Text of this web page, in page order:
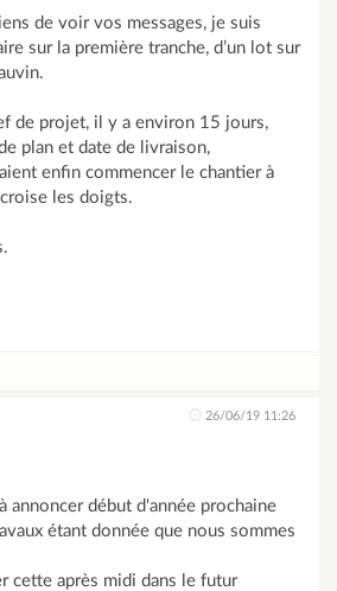
de voir vos messages, je suis
sur la première tranche, d’un lot sur
de projet, il y a environ 15 jours,
plan et date de livraison,
enfin commencer le chantier à
les doigts.
26/06/19 11:26
annoncer début d'année prochaine
étant donnée que nous sommes
cette après midi dans le futur